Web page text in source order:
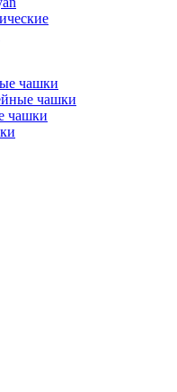
чашки
чашки
чашки